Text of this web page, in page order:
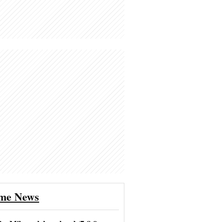
News